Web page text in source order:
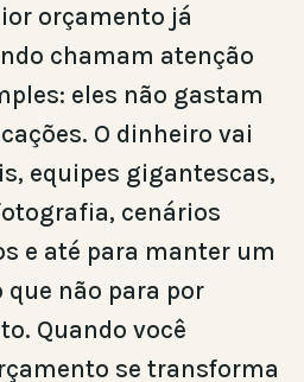
orçamento já
chamam atenção
eles não gastam
O dinheiro vai
equipes gigantescas,
cenários
e até para manter um
não para por
Quando você
se transforma